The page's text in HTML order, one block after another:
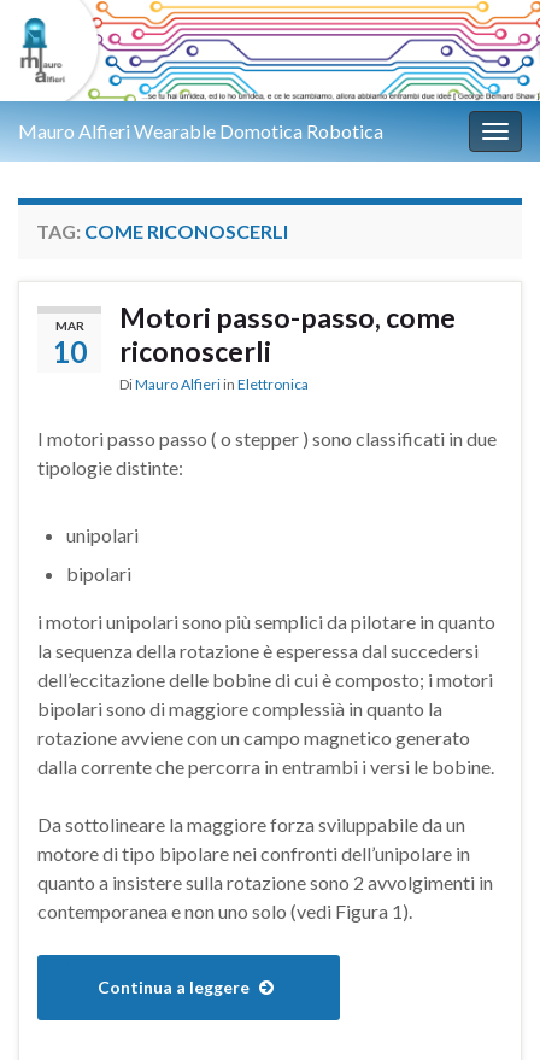
Mauro Alfieri Wearable Domotica Robotica
TAG: COME RICONOSCERLI
MAR
10
Motori passo-passo, come
riconoscerli
DiMauro Alfieri in Elettronica
I motori passo passo ( o stepper ) sono classificati in due
tipologie distinte:
unipolari
bipolari
i motori unipolari sono più semplici da pilotare in quanto
la sequenza della rotazione è esperessa dal succedersi
dell’eccitazione delle bobine di cui è composto; i motori
bipolari sono di maggiore complessià in quanto la
rotazione avviene con un campo magnetico generato
dalla corrente che percorra in entrambi i versi le bobine.
Da sottolineare la maggiore forza sviluppabile da un
motore di tipo bipolare nei confronti dell’unipolare in
quanto a insistere sulla rotazione sono 2 avvolgimenti in
contemporanea e non uno solo (vedi Figura 1).
Continua a leggere